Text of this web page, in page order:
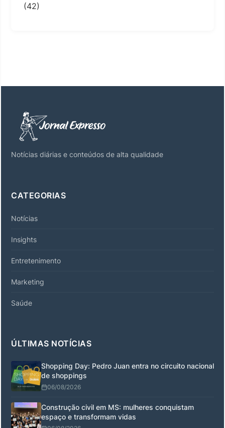
(42)
Notícias diárias e conteúdos de alta qualidade
CATEGORIAS
Notícias
Insights
Entretenimento
Marketing
Saúde
ÚLTIMAS NOTÍCIAS
Shopping Day: Pedro Juan entra no circuito nacional
de shoppings
06/08/2026
Construção civil em MS: mulheres conquistam
espaço e transformam vidas